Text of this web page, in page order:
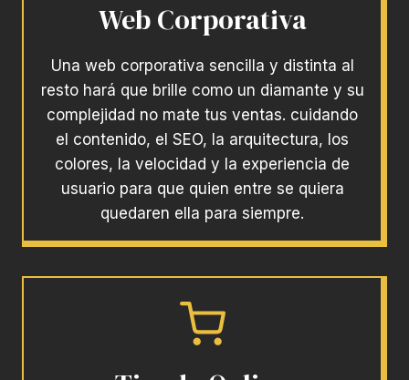
Web Corporativa
Una web corporativa sencilla y distinta al
resto hará que brille como un diamante y su
complejidad no mate tus ventas. cuidando
el contenido, el SEO, la arquitectura, los
colores, la velocidad y la experiencia de
usuario para que quien entre se quiera
quedaren ella para siempre.